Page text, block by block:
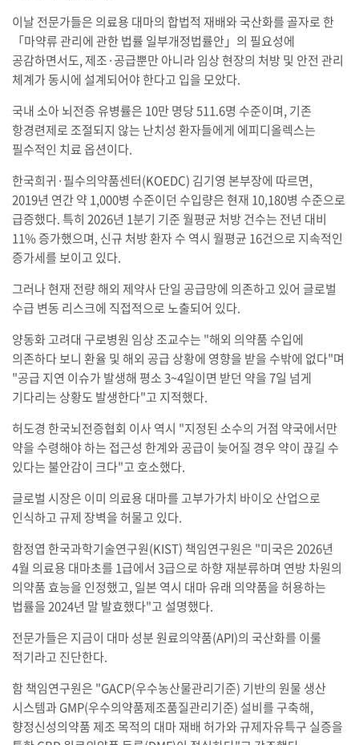
이날 전문가들은 의료용 대마의 합법적 재배와 국산화를 골자로 한
「마약류 관리에 관한 법률 일부개정법률안」의 필요성에
공감하면서도, 제조·공급뿐만 아니라 임상 현장의 처방 및 안전 관리
체계가 동시에 설계되어야 한다고 입을 모았다.
국내 소아 뇌전증 유병률은 10만 명당 511.6명 수준이며, 기존
항경련제로 조절되지 않는 난치성 환자들에게 에피디올렉스는
필수적인 치료 옵션이다.
한국희귀·필수의약품센터(KOEDC) 김기영 본부장에 따르면,
2019년 연간 약 1,000병 수준이던 수입량은 현재 10,180병 수준으로
급증했다. 특히 2026년 1분기 기준 월평균 처방 건수는 전년 대비
11% 증가했으며, 신규 처방 환자 수 역시 월평균 16건으로 지속적인
증가세를 보이고 있다.
그러나 현재 전량 해외 제약사 단일 공급망에 의존하고 있어 글로벌
수급 변동 리스크에 직접적으로 노출되어 있다.
양동화 고려대 구로병원 임상 조교수는 "해외 의약품 수입에
의존하다 보니 환율 및 해외 공급 상황에 영향을 받을 수밖에 없다"며
"공급 지연 이슈가 발생해 평소 3~4일이면 받던 약을 7일 넘게
기다리는 상황도 발생한다"고 지적했다.
허도경 한국뇌전증협회 이사 역시 "지정된 소수의 거점 약국에서만
약을 수령해야 하는 접근성 한계와 공급이 늦어질 경우 약이 끊길 수
있다는 불안감이 크다"고 호소했다.
글로벌 시장은 이미 의료용 대마를 고부가가치 바이오 산업으로
인식하고 규제 장벽을 허물고 있다.
함정엽 한국과학기술연구원(KIST) 책임연구원은 "미국은 2026년
4월 의료용 대마초를 1급에서 3급으로 하향 재분류하며 연방 차원의
의약품 효능을 인정했고, 일본 역시 대마 유래 의약품을 허용하는
법률을 2024년 말 발효했다"고 설명했다.
전문가들은 지금이 대마 성분 원료의약품(API)의 국산화를 이룰
적기라고 진단한다.
함 책임연구원은 "GACP(우수농산물관리기준) 기반의 원물 생산
시스템과 GMP(우수의약품제조품질관리기준) 설비를 구축해,
향정신성의약품 제조 목적의 대마 재배 허가와 규제자유특구 실증을